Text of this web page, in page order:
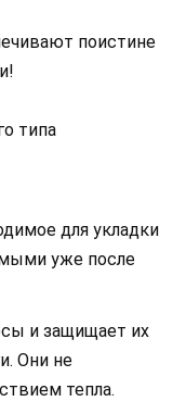
поистине
типа
для укладки
уже после
и защищает их
Они не
тепла.